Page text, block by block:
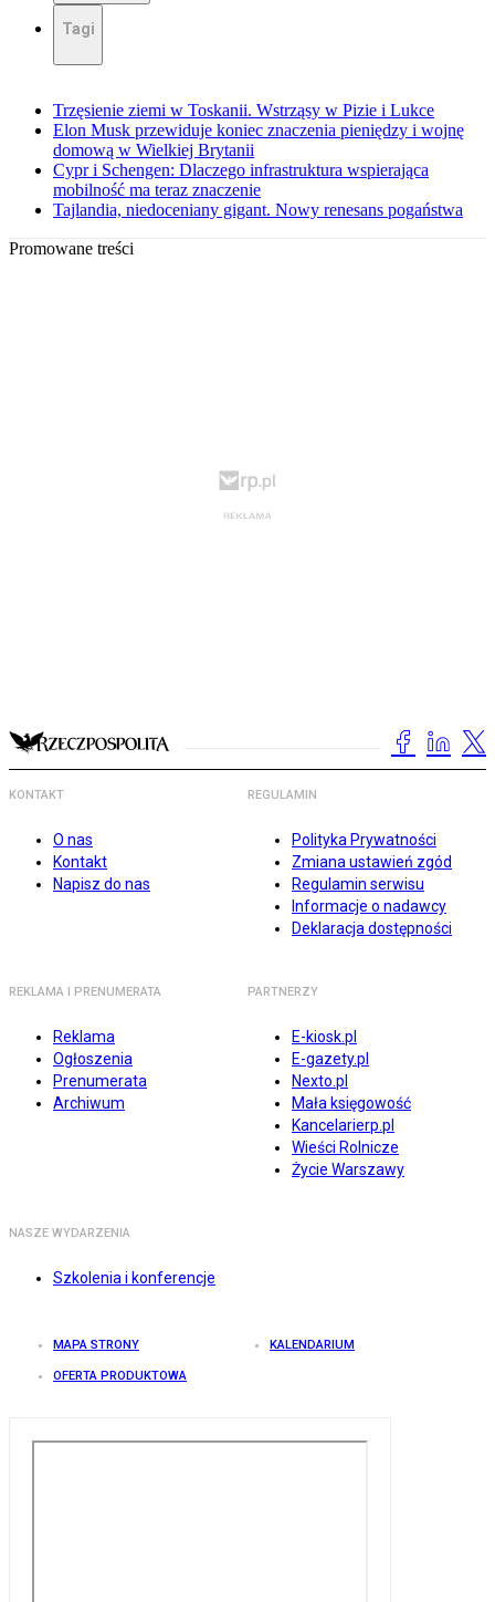
Tagi
Trzęsienie ziemi w Toskanii. Wstrząsy w Pizie i Lukce
Elon Musk przewiduje koniec znaczenia pieniędzy i wojnę
domową w Wielkiej Brytanii
Cypr i Schengen: Dlaczego infrastruktura wspierająca
mobilność ma teraz znaczenie
Tajlandia, niedoceniany gigant. Nowy renesans pogaństwa
Promowane treści
KONTAKT
O nas
Kontakt
Napisz do nas
REGULAMIN
Polityka Prywatności
Zmiana ustawień zgód
Regulamin serwisu
Informacje o nadawcy
Deklaracja dostępności
REKLAMA I PRENUMERATA
Reklama
Ogłoszenia
Prenumerata
Archiwum
PARTNERZY
E-kiosk.pl
E-gazety.pl
Nexto.pl
Mała księgowość
Kancelarierp.pl
Wieści Rolnicze
Życie Warszawy
NASZE WYDARZENIA
Szkolenia i konferencje
MAPA STRONY KALENDARIUM
OFERTA PRODUKTOWA